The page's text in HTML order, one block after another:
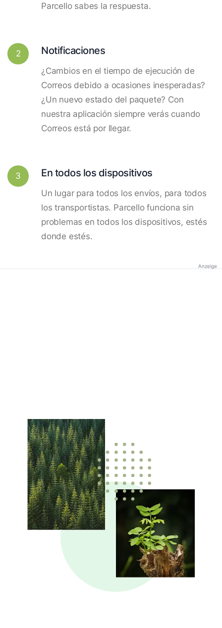
Parcello sabes la respuesta.
2 Notificaciones
¿Cambios en el tiempo de ejecución de
Correos debido a ocasiones inesperadas?
¿Un nuevo estado del paquete? Con
nuestra aplicación siempre verás cuando
Correos está por llegar.
3 En todos los dispositivos
Un lugar para todos los envíos, para todos
los transportistas. Parcello funciona sin
problemas en todos los dispositivos, estés
donde estés.
Anzeige